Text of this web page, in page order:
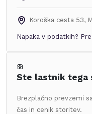
Koroška cesta 53,
Napaka v podatkih?
Ste lastnik tega
Brezplačno prevzemi
čas in cenik storitev.